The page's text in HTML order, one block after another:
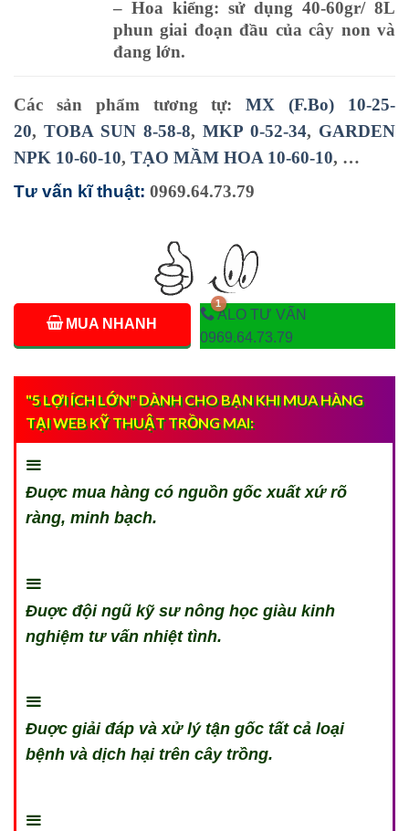
– Hoa kiểng: sử dụng 40-60gr/ 8L
phun giai đoạn đầu của cây non và
đang lớn.
Các sản phẩm tương tự:MX (F.Bo) 10-25-
20, TOBA SUN 8-58-8, MKP 0-52-34, GARDEN
NPK 10-60-10, TẠO MẦM HOA 10-60-10, …
Tư vấn kĩ thuật: 0969.64.73.79
MUA NHANH
ALO TƯ VẤN
0969.64.73.79
"5 LỢI ÍCH LỚN" DÀNH CHO BẠN KHI MUA HÀNG
TẠI WEB KỸ THUẬT TRỒNG MAI:
Đuợc mua hàng có nguồn gốc xuất xứ rõ
ràng, minh bạch.
Đuợc đội ngũ kỹ sư nông học giàu kinh
nghiệm tư vấn nhiệt tình.
Đuợc giải đáp và xử lý tận gốc tất cả loại
bệnh và dịch hại trên cây trồng.